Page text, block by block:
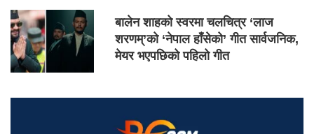
बालेन शाहको स्वरमा चलचित्र ‘लाज
शरणम्’को ‘नेपाल हाँसेको’ गीत सार्वजनिक,
मेयर भएपछिको पहिलो गीत